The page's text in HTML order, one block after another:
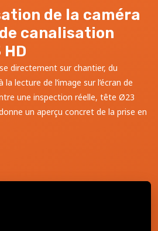
de la caméra
canalisation
directement sur chantier, du
la lecture de l’image sur l’écran de
une inspection réelle, tête Ø23
un aperçu concret de la prise en